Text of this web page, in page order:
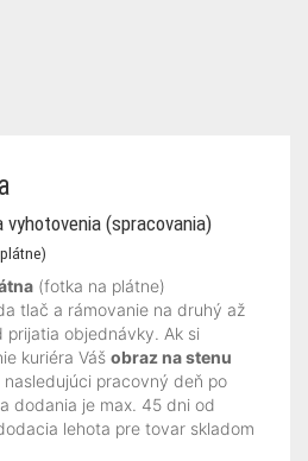
vyhotovenia (spracovania)
(fotka na plátne)
tlač a rámovanie na druhý až
objednávky. Ak si
kuriéra Váš obraz na stenu
pracovný deň po
dodania je max. 45 dni od
lehota pre tovar skladom